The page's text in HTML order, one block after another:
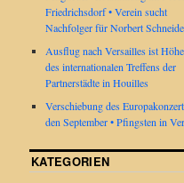
Friedrichsdorf • Verein sucht
Nachfolger für Norbert
Ausflug nach Versailles ist
des internationalen Treffens der
Partnerstädte in Houilles
Verschiebung des
den September • Pfingsten in
KATEGORIEN